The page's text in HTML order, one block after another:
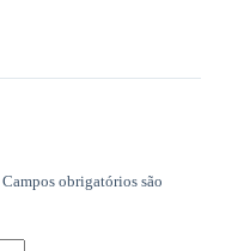
Campos obrigatórios são